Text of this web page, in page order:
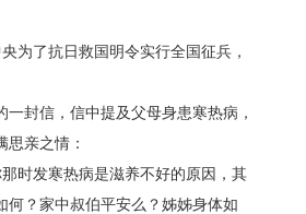
为了抗日救国明令实行全国征兵，
一封信，信中提及父母身患寒热病，
思亲之情：
时发寒热病是滋养不好的原因，其
何？家中叔伯平安么？姊姊身体如